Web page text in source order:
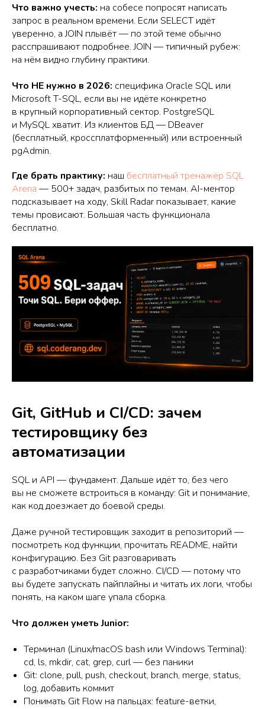
Что важно учесть: на собесе попросят написать
запрос в реальном времени. Если SELECT идёт
уверенно, а JOIN плывёт — по этой теме обычно
расспрашивают подробнее. JOIN — типичный рубеж:
на нём видно глубину практики.
Что НЕ нужно в 2026: специфика Oracle SQL или
Microsoft T-SQL, если вы не идёте конкретно
в крупный корпоративный сектор. PostgreSQL
и MySQL хватит. Из клиентов БД — DBeaver
(бесплатный, кроссплатформенный) или встроенный
pgAdmin.
Где брать практику: наш бесплатный тренажёр SQL
Arena — 500+ задач, разбитых по темам. AI-ментор
подсказывает на ходу, Skill Radar показывает, какие
темы провисают. Большая часть функционала
бесплатно.
Git, GitHub и CI/CD: зачем
тестировщику без
автоматизации
SQL и API — фундамент. Дальше идёт то, без чего
вы не сможете встроиться в команду: Git и понимание,
как код доезжает до боевой среды.
Даже ручной тестировщик заходит в репозиторий —
посмотреть код функции, прочитать README, найти
конфигурацию. Без Git разговаривать
с разработчиками будет сложно. CI/CD — потому что
вы будете запускать пайплайны и читать их логи, чтобы
понять, на каком шаге упала сборка.
Что должен уметь Junior:
Терминал (Linux/macOS bash или Windows Terminal):
cd, ls, mkdir, cat, grep, curl — без паники
Git: clone, pull, push, checkout, branch, merge, status,
log, добавить коммит
Понимать Git Flow на пальцах: feature-ветки,